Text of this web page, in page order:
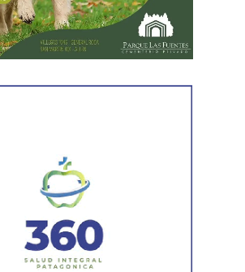
lo que permitirá incrementar
y optimizar las tareas de
distintos puntos del Alto Valle.
avanza con el relevamiento
y mejorar las condiciones de